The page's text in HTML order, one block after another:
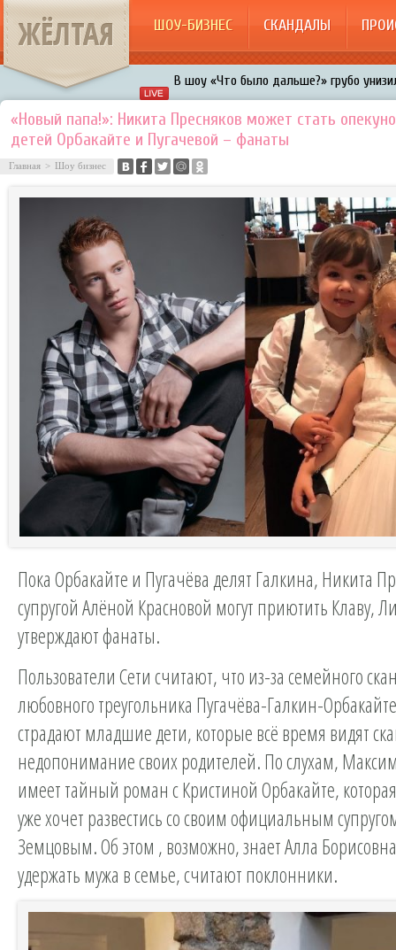
ЖЁЛТАЯ ШОУ-БИЗНЕС СКАНДАЛЫ
В шоу «Что было дальше?» грубо
Авербух зарождает в Бузовой новый
«Мужик на 200%»: Тарзан признался,
воровками
Галкин променял Дроботенко на
Расстались Энрике Иглесиас и Анна
«Новый папа!»: Никита Пресняков может стать
детей Орбакайте и Пугачевой – фанаты
Главная > Шоу бизнес
Пока Орбакайте и Пугачёва делят Галкина, Никита
супругой Алёной Красновой могут приютить Клаву,
утверждают фанаты.
Пользователи Сети считают, что из-за семейного
любовного треугольника Пугачёва-Галкин-
страдают младшие дети, которые всё время видят
недопонимание своих родителей. По слухам,
имеет тайный роман с Кристиной Орбакайте,
уже хочет развестись со своим официальным
Земцовым. Об этом , возможно, знает Алла
удержать мужа в семье, считают поклонники.